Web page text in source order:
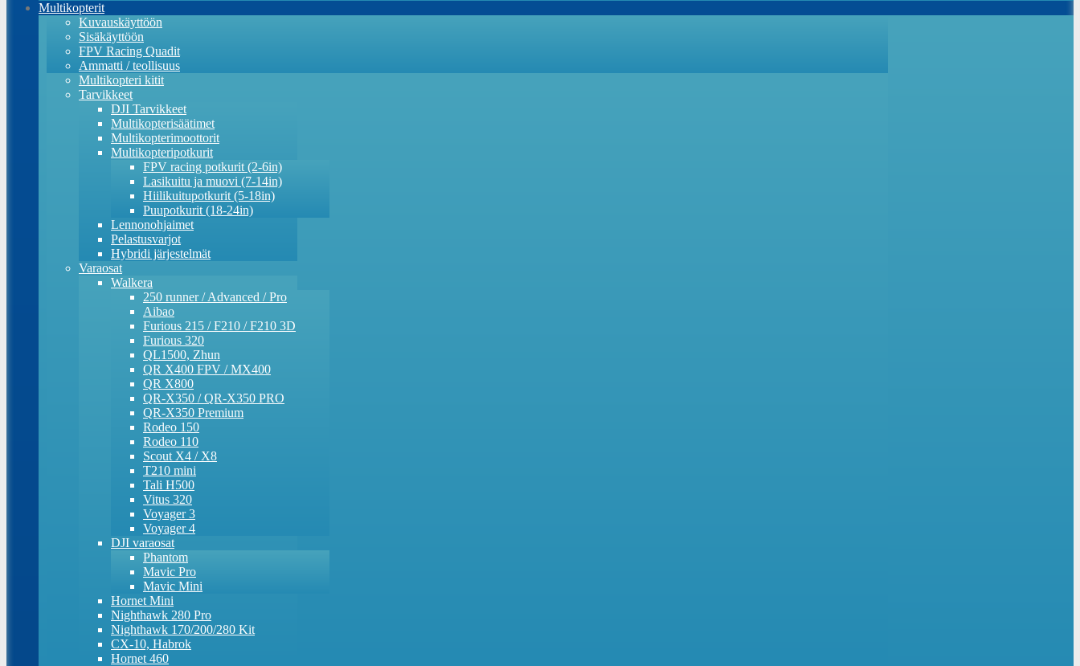
Multikopterit
Kuvauskäyttöön
Sisäkäyttöön
FPV Racing Quadit
Ammatti / teollisuus
Multikopteri kitit
Tarvikkeet
DJI Tarvikkeet
Multikopterisäätimet
Multikopterimoottorit
Multikopteripotkurit
FPV racing potkurit (2-6in)
Lasikuitu ja muovi (7-14in)
Hiilikuitupotkurit (5-18in)
Puupotkurit (18-24in)
Lennonohjaimet
Pelastusvarjot
Hybridi järjestelmät
Varaosat
Walkera
250 runner / Advanced / Pro
Aibao
Furious 215 / F210 / F210 3D
Furious 320
QL1500, Zhun
QR X400 FPV / MX400
QR X800
QR-X350 / QR-X350 PRO
QR-X350 Premium
Rodeo 150
Rodeo 110
Scout X4 / X8
T210 mini
Tali H500
Vitus 320
Voyager 3
Voyager 4
DJI varaosat
Phantom
Mavic Pro
Mavic Mini
Hornet Mini
Nighthawk 280 Pro
Nighthawk 170/200/280 Kit
CX-10, Habrok
Hornet 460